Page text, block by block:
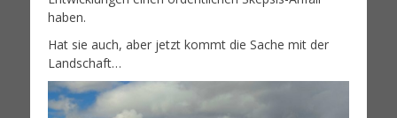
haben.
Hat sie auch, aber jetzt kommt die Sache mit der
Landschaft…